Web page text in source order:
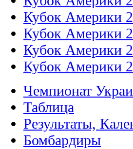
Кубок Америки
Кубок Америки
Кубок Америки
Кубок Америки
Чемпионат
Таблица
Результаты,
Бомбардиры